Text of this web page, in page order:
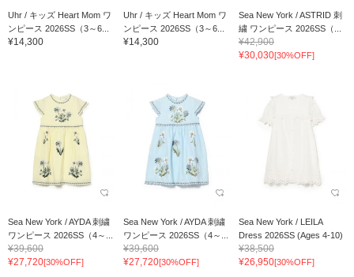
Uhr / キッズ Heart Mom ワ
ンピース 2026SS（3～6...
¥14,300
Uhr / キッズ Heart Mom ワ
ンピース 2026SS（3～6...
¥14,300
Sea New York / ASTRID 刺
繍 ワンピース 2026SS（...
¥42,900
¥30,030[30%OFF]
Sea New York / AYDA 刺繍
ワンピース 2026SS（4～...
¥39,600
¥27,720[30%OFF]
Sea New York / AYDA 刺繍
ワンピース 2026SS（4～...
¥39,600
¥27,720[30%OFF]
Sea New York / LEILA
Dress 2026SS (Ages 4-10)
¥38,500
¥26,950[30%OFF]